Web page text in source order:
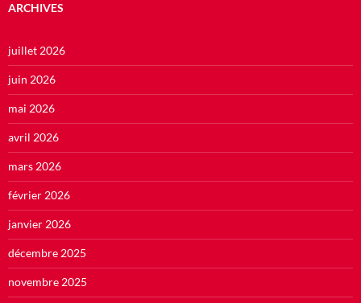
ARCHIVES
juillet 2026
juin 2026
mai 2026
avril 2026
mars 2026
février 2026
janvier 2026
décembre 2025
novembre 2025